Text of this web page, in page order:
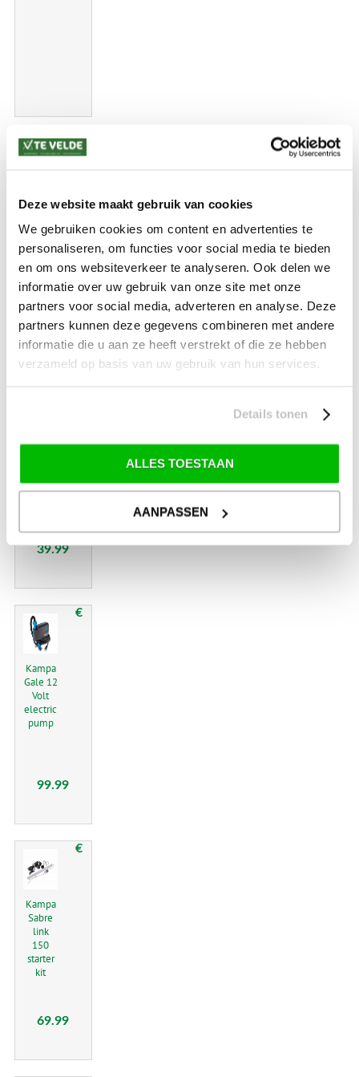
Deze website maakt gebruik van cookies
We gebruiken cookies om content en advertenties te
personaliseren, om functies voor social media te bieden
en om ons websiteverkeer te analyseren. Ook delen we
informatie over uw gebruik van onze site met onze
partners voor social media, adverteren en analyse. Deze
partners kunnen deze gegevens combineren met andere
informatie die u aan ze heeft verstrekt of die ze hebben
verzameld op basis van uw gebruik van hun services.
Details tonen
ALLES TOESTAAN
AANPASSEN
dometic
Veranda
Storm
Footplate
€
19.99
limpet
(8
39.99
Kampa
Gale 12
Volt
electric
pump
€
99.99
Kampa
Sabre
link
150
starter
kit
€
69.99